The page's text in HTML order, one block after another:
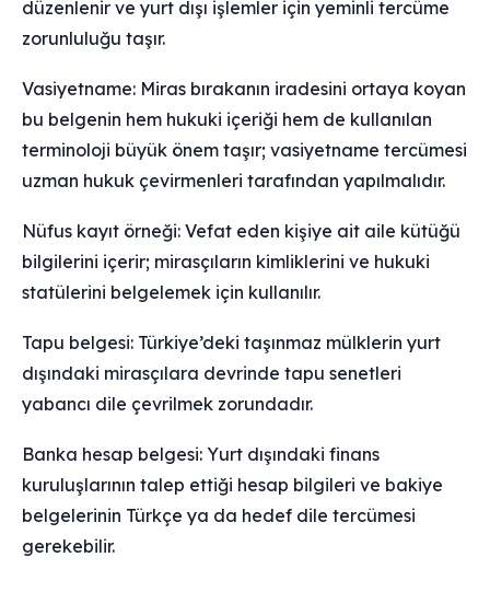
düzenlenir ve yurt dışı işlemler için yeminli tercüme
zorunluluğu taşır.
Vasiyetname: Miras bırakanın iradesini ortaya koyan
bu belgenin hem hukuki içeriği hem de kullanılan
terminoloji büyük önem taşır; vasiyetname tercümesi
uzman hukuk çevirmenleri tarafından yapılmalıdır.
Nüfus kayıt örneği: Vefat eden kişiye ait aile kütüğü
bilgilerini içerir; mirasçıların kimliklerini ve hukuki
statülerini belgelemek için kullanılır.
Tapu belgesi: Türkiye’deki taşınmaz mülklerin yurt
dışındaki mirasçılara devrinde tapu senetleri
yabancı dile çevrilmek zorundadır.
Banka hesap belgesi: Yurt dışındaki finans
kuruluşlarının talep ettiği hesap bilgileri ve bakiye
belgelerinin Türkçe ya da hedef dile tercümesi
gerekebilir.